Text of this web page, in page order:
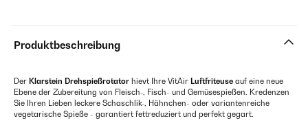
Produktbeschreibung
Der Klarstein Drehspießrotator hievt Ihre VitAir Luftfriteuse auf eine neue
Ebene der Zubereitung von Fleisch-, Fisch- und Gemüsespießen. Kredenzen
Sie Ihren Lieben leckere Schaschlik-, Hähnchen- oder variantenreiche
vegetarische Spieße - garantiert fettreduziert und perfekt gegart.